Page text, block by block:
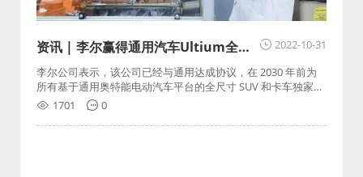
2022-10-31
资讯 | 李尔赢得通用汽车Ultium全尺
寸SUV、卡车主要电气化项目，计划投
资8,000万美元新建电动汽车配件工厂
李尔公司表示，该公司已经与通用达成协议，在 2030 年前为
所有基于通用奥特能电动汽车平台的全尺寸 SUV 和卡车独家供
应电池包断路单元(BDU)。
1701 0